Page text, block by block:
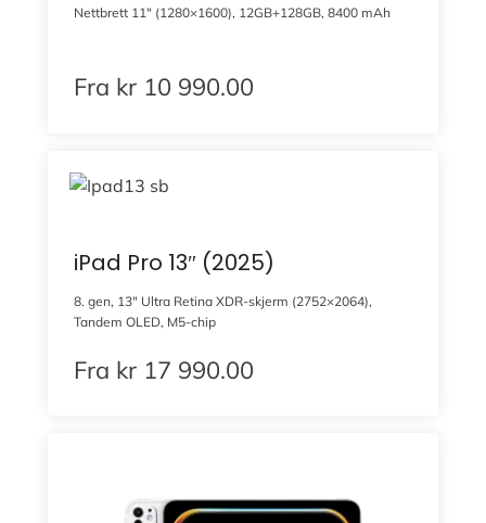
Nettbrett 11″ (1280×1600), 12GB+128GB, 8400 mAh
Fra kr 10 990.00
iPad Pro 13″ (2025)
8. gen, 13″ Ultra Retina XDR-skjerm (2752×2064),
Tandem OLED, M5-chip
Fra kr 17 990.00